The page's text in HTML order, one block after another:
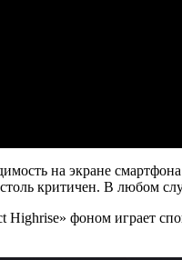
на экране
критичен. В любом
Highrise» фоном играет